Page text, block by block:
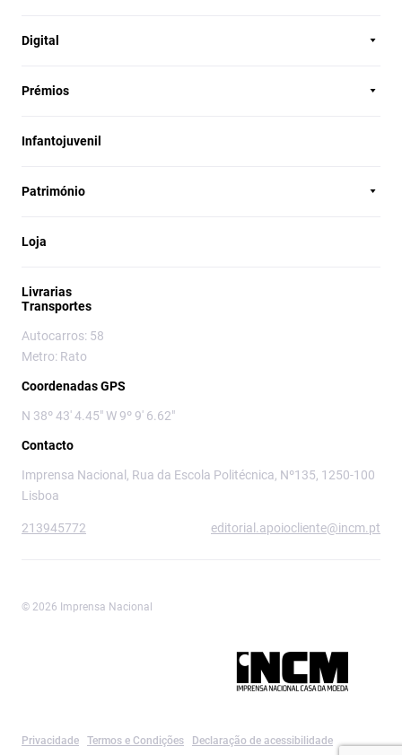
Digital
Prémios
Infantojuvenil
Património
Loja
Livrarias
Transportes
Autocarros: 58
Metro: Rato
Coordenadas GPS
N 38º 43' 4.45" W 9º 9' 6.62"
Contacto
Imprensa Nacional, Rua da Escola Politécnica, Nº135, 1250-100
Lisboa
213945772 editorial.apoiocliente@incm.pt
© 2026 Imprensa Nacional
Privacidade Termos e Condições Declaração de acessibilidade